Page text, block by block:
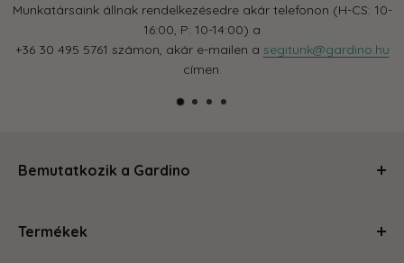
Munkatársaink állnak rendelkezésedre akár telefonon (H-CS: 10-
16:00, P: 10-14:00) a
+36 30 495 5761 számon, akár e-mailen a segitunk@gardino.hu
címen.
Bemutatkozik a Gardino
Segítünk, hogy a szobád, balkonod, kerted olyan legyen,
Termékek